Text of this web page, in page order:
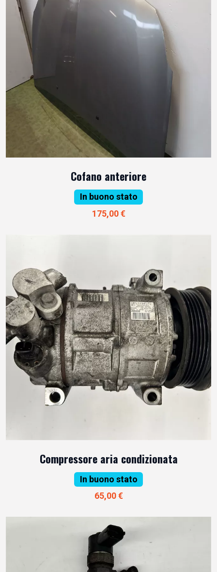
Cofano anteriore
In buono stato
175,00 €
Compressore aria condizionata
In buono stato
65,00 €